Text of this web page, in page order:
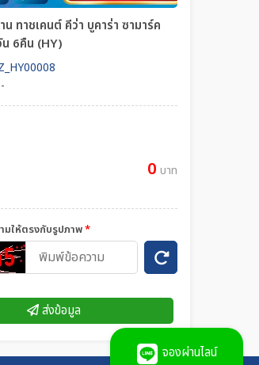
น ทาชเคนต์ คีว่า บูคาร่า ซามาร์ค
6คืน (HY)
-
0 บาท
มให้ตรงกับรูปภาพ*
ส่งข้อมูล
จองผ่านไลน์